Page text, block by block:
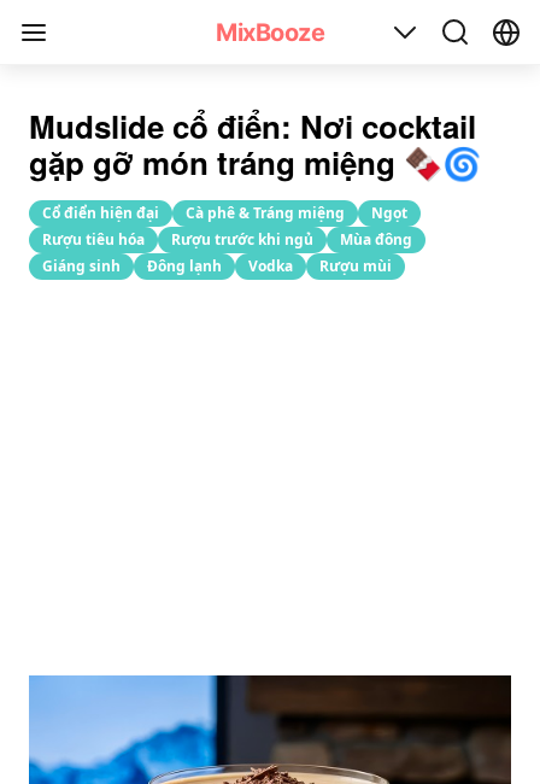
MixBooze
Mudslide cổ điển: Nơi cocktail
gặp gỡ món tráng miệng 🍫🌀
Cổ điển hiện đại Cà phê & Tráng miệng
Ngọt
Rượu tiêu hóa
Rượu trước khi ngủ
Mùa đông
Giáng sinh
Đông lạnh Vodka Rượu mùi